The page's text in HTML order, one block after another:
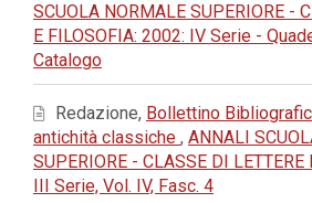
SCUOLA NORMALE SUPERIORE -
E FILOSOFIA: 2002: IV Serie -
Catalogo
Redazione, Bollettino
antichità classiche , ANNALI
SUPERIORE - CLASSE DI
III Serie, Vol. IV, Fasc. 4